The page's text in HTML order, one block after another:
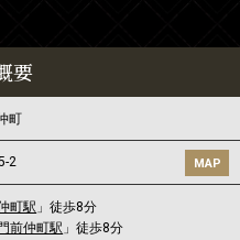
要
町
2 MAP
町駅 」徒歩8分
前仲町駅 」徒歩8分